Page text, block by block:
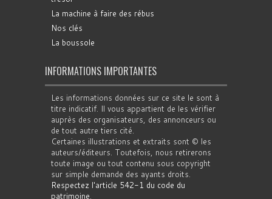
La machine à faire des rébus
Nos clés
La boussole
INFORMATIONS IMPORTANTES
Les informations données sur ce site le sont à
titre indicatif. Il vous appartient de les vérifier
auprès des organisateurs, des annonceurs ou
de tout autre tiers cité.
Certaines illustrations et extraits sont © les
auteurs/éditeurs. Toutefois, nous retirerons
toute image ou tout contenu sous copyright
sur simple demande des ayants droits.
Respectez l'article 542-1 du code du
patrimoine.